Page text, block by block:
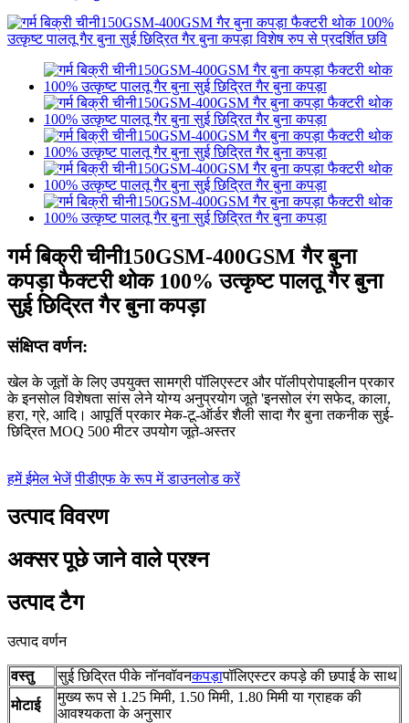
गर्म बिक्री चीनी150GSM-400GSM गैर बुना
कपड़ा फैक्टरी थोक 100% उत्कृष्ट पालतू गैर बुना
सुई छिद्रित गैर बुना कपड़ा
संक्षिप्त वर्णन:
खेल के जूतों के लिए उपयुक्त सामग्री पॉलिएस्टर और पॉलीप्रोपाइलीन प्रकार
के इनसोल विशेषता सांस लेने योग्य अनुप्रयोग जूते 'इनसोल रंग सफेद, काला,
हरा, ग्रे, आदि। आपूर्ति प्रकार मेक-टू-ऑर्डर शैली सादा गैर बुना तकनीक सुई-
छिद्रित MOQ 500 मीटर उपयोग जूते-अस्तर
हमें ईमेल भेजें पीडीएफ के रूप में डाउनलोड करें
उत्पाद विवरण
अक्सर पूछे जाने वाले प्रश्न
उत्पाद टैग
उत्पाद वर्णन
वस्तु सुई छिद्रित पीके नॉनवॉवनकपड़ापॉलिएस्टर कपड़े की छपाई के साथ
मोटाई
मुख्य रूप से 1.25 मिमी, 1.50 मिमी, 1.80 मिमी या ग्राहक की
आवश्यकता के अनुसार